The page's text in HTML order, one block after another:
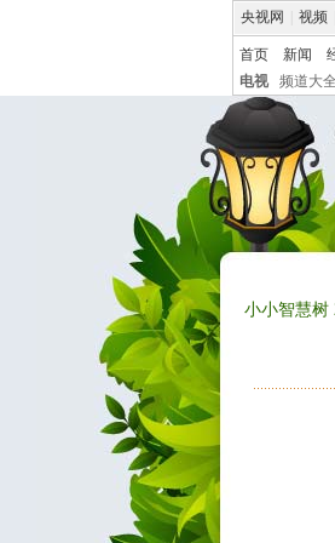
央视网 视频
首页 新闻
电视
频道大全
小小智慧树